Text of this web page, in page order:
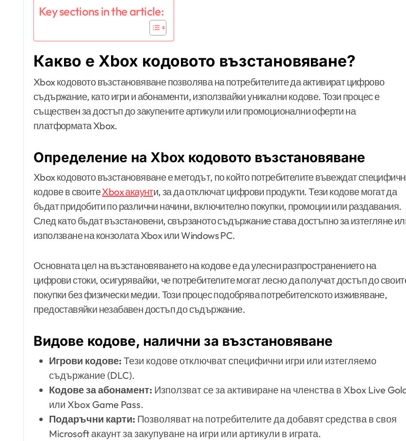
Key sections in the article:
Какво е Xbox кодовото възстановяване?
Xbox кодовото възстановяване позволява на потребителите да активират цифрово
съдържание, като игри и абонаменти, използвайки уникални кодове. Този процес е
съществен за достъп до закупените артикули или промоционални оферти на
платформата Xbox.
Определение на Xbox кодовото възстановяване
Xbox кодовото възстановяване е методът, по който потребителите въвеждат
кодове в своитеXbox акаунти, за да отключат цифрови продукти. Тези кодове могат да
бъдат придобити по различни начини, включително покупки, промоции или раздавания.
След като бъдат възстановени, свързаното съдържание става достъпно за изтегляне
използване на конзолата Xbox или Windows PC.
Основната цел на възстановяването на кодове е да улесни разпространението на
цифрови стоки, осигурявайки, че потребителите могат лесно да получат достъп до
покупки без физически медии. Този процес подобрява потребителското изживяване,
предоставяйки незабавен достъп до съдържание.
Видове кодове, налични за възстановяване
Игрови кодове: Тези кодове отключват специфични игри или изтегляемо
съдържание (DLC).
Кодове за абонамент: Използват се за активиране на членства в Xbox Live
или Xbox Game Pass.
Подаръчни карти: Позволяват на потребителите да добавят средства в своя
Microsoft акаунт за закупуване на игри или артикули в играта.